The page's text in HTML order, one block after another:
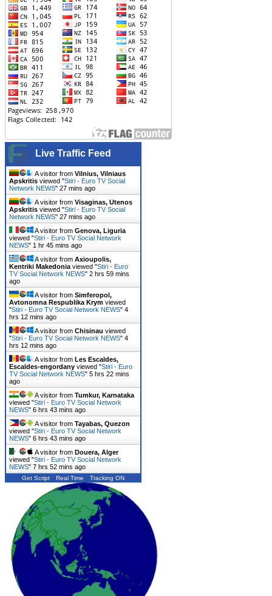
Live Traffic Feed
A visitor from Vilnius, Vilniaus
Apskritis viewed "Stiri - Euro TV Social
Network NEWS" 27 mins ago
A visitor from Visaginas, Utenos
Apskritis viewed "Stiri - Euro TV Social
Network NEWS" 27 mins ago
A visitor from Genova, Liguria
viewed "Stiri - Euro TV Social Network
NEWS" 1 hr 45 mins ago
A visitor from Axioupolis,
Kentriki Makedonia viewed "Stiri - Euro
TV Social Network NEWS" 2 hrs 59 mins
ago
A visitor from Simferopol,
Avtonomna Respublika Krym viewed
"Stiri - Euro TV Social Network NEWS" 4
hrs 12 mins ago
A visitor from Chisinau viewed
"Stiri - Euro TV Social Network NEWS" 4
hrs 12 mins ago
A visitor from Les Escaldes,
Escaldes-engordany viewed "Stiri - Euro
TV Social Network NEWS" 5 hrs 22 mins
ago
A visitor from Tumkur, Karnataka
viewed "Stiri - Euro TV Social Network
NEWS" 6 hrs 43 mins ago
A visitor from Tayabas, Quezon
viewed "Stiri - Euro TV Social Network
NEWS" 6 hrs 43 mins ago
A visitor from Douera, Alger
viewed "Stiri - Euro TV Social Network
NEWS" 7 hrs 52 mins ago
Get Script Real Time Tracking ON